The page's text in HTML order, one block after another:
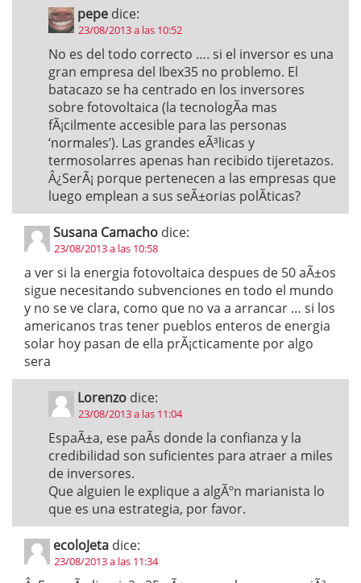
pepe dice:
23/08/2013 a las 10:52
No es del todo correcto …. si el inversor es una
gran empresa del Ibex35 no problemo. El
batacazo se ha centrado en los inversores
sobre fotovoltaica (la tecnologÃ­a mas
fÃ¡cilmente accesible para las personas
‘normales’). Las grandes eÃ³licas y
termosolarres apenas han recibido tijeretazos.
Â¿SerÃ¡ porque pertenecen a las empresas que
luego emplean a sus seÃ±orias polÃ­ticas?
Susana Camacho dice:
23/08/2013 a las 10:58
a ver si la energia fotovoltaica despues de 50 aÃ±os
sigue necesitando subvenciones en todo el mundo
y no se ve clara, como que no va a arrancar … si los
americanos tras tener pueblos enteros de energia
solar hoy pasan de ella prÃ¡cticamente por algo
sera
Lorenzo dice:
23/08/2013 a las 11:04
EspaÃ±a, ese paÃ­s donde la confianza y la
credibilidad son suficientes para atraer a miles
de inversores.
Que alguien le explique a algÃºn marianista lo
que es una estrategia, por favor.
ecoloJeta dice:
23/08/2013 a las 11:34